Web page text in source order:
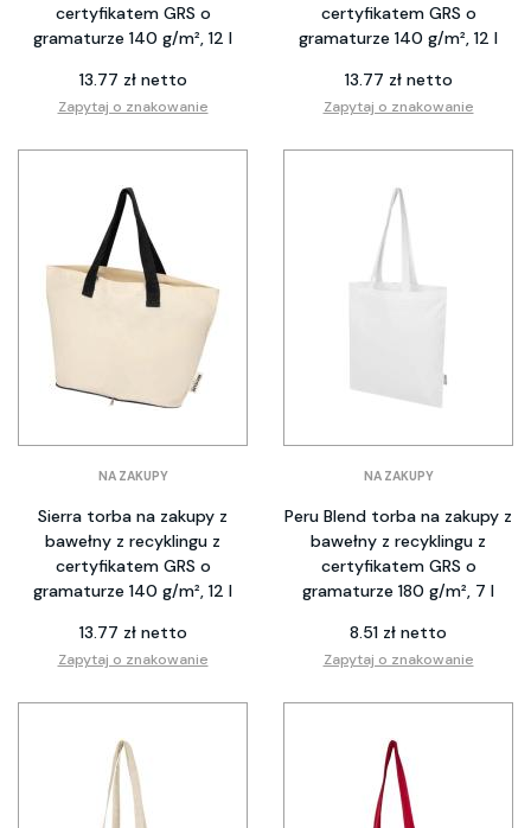
certyfikatem GRS o
gramaturze 140 g/m², 12 l
13.77 zł netto
Zapytaj o znakowanie
certyfikatem GRS o
gramaturze 140 g/m², 12 l
13.77 zł netto
Zapytaj o znakowanie
NA ZAKUPY
Sierra torba na zakupy z
bawełny z recyklingu z
certyfikatem GRS o
gramaturze 140 g/m², 12 l
13.77 zł netto
Zapytaj o znakowanie
NA ZAKUPY
Peru Blend torba na zakupy z
bawełny z recyklingu z
certyfikatem GRS o
gramaturze 180 g/m², 7 l
8.51 zł netto
Zapytaj o znakowanie